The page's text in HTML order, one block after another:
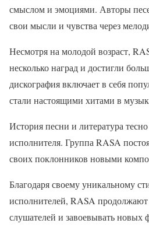
смыслом и эмоциями. Авторы
свои мысли и чувства через
Несмотря на молодой возраст,
несколько наград и достигли
дискография включает в себя
стали настоящими хитами в
История песни и литература
исполнителя. Группа RASA
своих поклонников новыми
Благодаря своему уникальному
исполнителей, RASA продолжают
слушателей и завоевывать новых